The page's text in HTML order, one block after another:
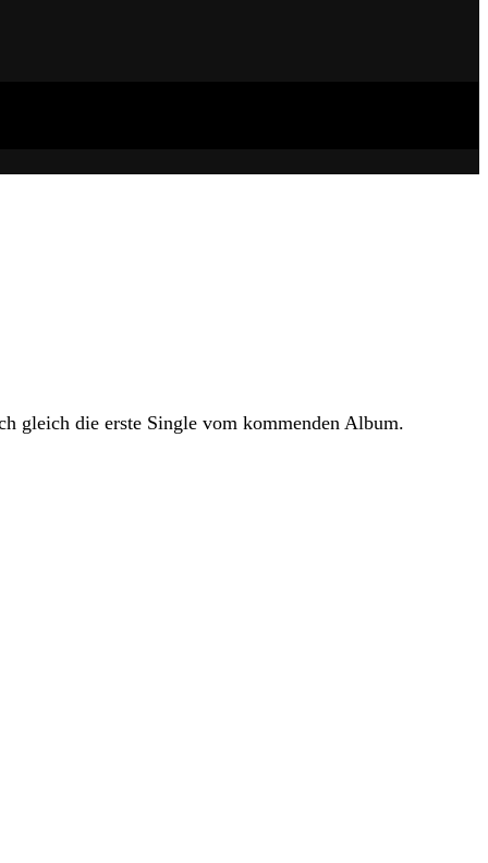
gleich die erste Single vom kommenden Album.